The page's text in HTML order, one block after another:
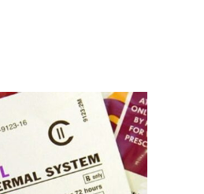
Interval
de
prețuri:
$38.25
până
la
$339.00
Acest
produs
are
mai
multe